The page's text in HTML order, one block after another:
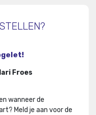
Froes
wanneer de
Meld je aan voor de